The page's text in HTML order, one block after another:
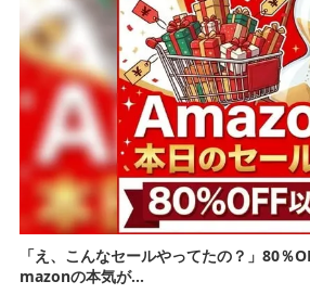
「え、こんなセールやってたの？」80％
mazonの本気が...